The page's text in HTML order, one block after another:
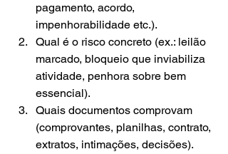
pagamento, acordo,
impenhorabilidade etc.).
Qual é o risco concreto (ex.: leilão
marcado, bloqueio que inviabiliza
atividade, penhora sobre bem
essencial).
Quais documentos comprovam
(comprovantes, planilhas, contrato,
extratos, intimações, decisões).